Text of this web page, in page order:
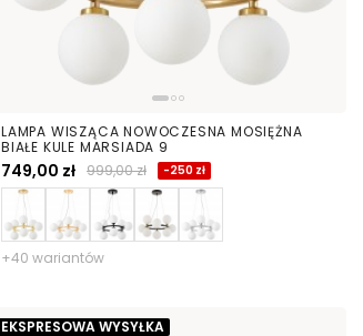
LAMPA WISZĄCA NOWOCZESNA MOSIĘŻNA
BIAŁE KULE MARSIADA 9
749,00 zł 999,00 zł -250 zł
+40 wariantów
EKSPRESOWA WYSYŁKA